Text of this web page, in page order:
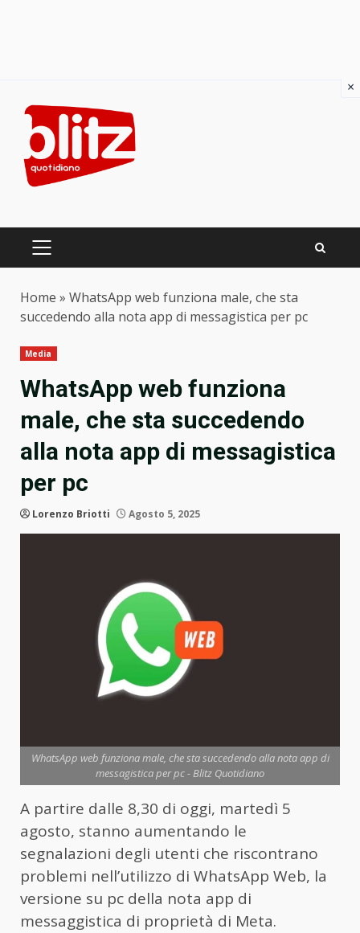
content
PRIMARY
Home » WhatsApp web funziona male, che sta
succedendo alla nota app di messagistica per pc
Media
WhatsApp web funziona
male, che sta succedendo
alla nota app di messagistica
per pc
Lorenzo Briotti Agosto 5, 2025
WhatsApp web funziona male, che sta succedendo alla nota app di
messagistica per pc - Blitz Quotidiano
A partire dalle 8,30 di oggi, martedì 5
agosto, stanno aumentando le
segnalazioni degli utenti che riscontrano
problemi nell’utilizzo di WhatsApp Web, la
versione su pc della nota app di
messaggistica di proprietà di Meta.
×